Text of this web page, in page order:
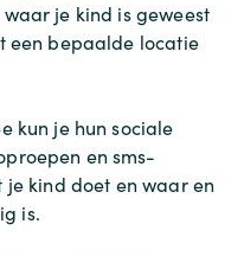
je kind is geweest
een bepaalde locatie
kun je hun sociale
en sms-
je kind doet en waar en
is.